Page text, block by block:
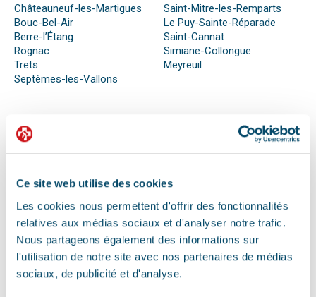
Ce site web utilise des cookies
Les cookies nous permettent d'offrir des fonctionnalités
relatives aux médias sociaux et d'analyser notre trafic.
Nous partageons également des informations sur
l'utilisation de notre site avec nos partenaires de médias
sociaux, de publicité et d'analyse.
Châteauneuf-les-Martigues
Bouc-Bel-Air
Berre-l’Étang
Rognac
Trets
Septèmes-les-Vallons
Saint-Mitre-les-Remparts
Le Puy-Sainte-Réparade
Saint-Cannat
Simiane-Collongue
Meyreuil
QUE FAIRE EN CAS D’URGENCE ?
perdre nos moyens. En effet, s’il n’est pas possible de se
peuvent être salvateurs.
Ainsi, le premier réflexe à avoir dans une telle situation est de
contacter le vétérinaire de garde ou la clinique d’urgence
vétérinaire la plus proche de votre domicile. Il est important
également de ne pas paniquer et de vous assurer de la
sécurité de votre animal pour ne pas empirer la situation.